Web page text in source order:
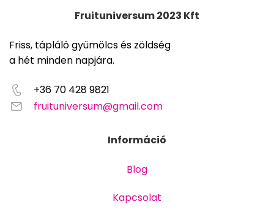
Fruituniversum 2023 Kft
Friss, tápláló gyümölcs és zöldség
a hét minden napjára.
+36 70 428 9821
fruituniversum@gmail.com
Információ
Blog
Kapcsolat